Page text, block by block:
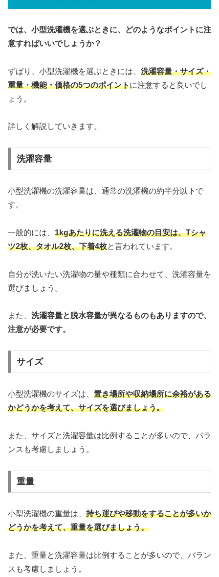
では、小型洗濯機を選ぶときに、どのようなポイントに注
意すればいいでしょうか？
ずばり、小型洗濯機を選ぶときには、 洗濯容量・サイズ・
重量・機能・価格の5つのポイントに注意すると良いでし
ょう。
詳しく解説していきます。
洗濯容量
小型洗濯機の洗濯容量は、通常の洗濯機の約半分以下で
す。
一般的には、 1kgあたりに洗える洗濯物の目安は、Tシャ
ツ2枚、タオル2枚、下着4枚と言われています。
自分が洗いたい洗濯物の量や種類に合わせて、洗濯容量を
選びましょう。
また、 洗濯容量と脱水容量が異なるものもありますので、
注意が必要です。
サイズ
小型洗濯機のサイズは、 置き場所や収納場所に余裕がある
かどうかを考えて、サイズを選びましょう。
また、サイズと洗濯容量は比例することが多いので、バラ
ンスも考慮しましょう。
重量
小型洗濯機の重量は、 持ち運びや移動をすることが多いか
どうかを考えて、重量を選びましょう。
また、重量と洗濯容量は比例することが多いので、バラン
スも考慮しましょう。